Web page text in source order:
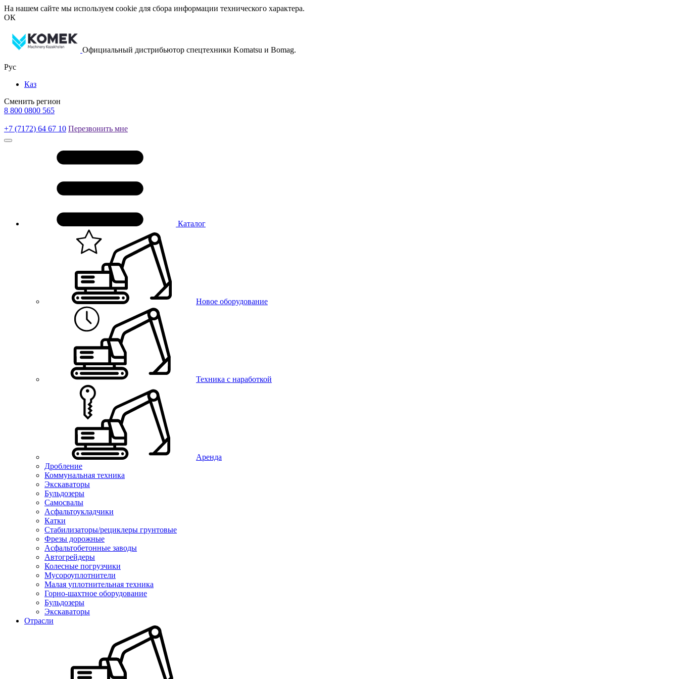
На нашем сайте мы используем cookie для сбора информации технического характера.
ОК
Официальный дистрибьютор спецтехники Komatsu и Bomag.
Рус
Каз
Сменить регион
8 800 0800 565
+7 (7172) 64 67 10 Перезвонить мне
Каталог
Новое оборудование
Техника с наработкой
Аренда
Дробление
Коммунальная техника
Экскаваторы
Бульдозеры
Самосвалы
Асфальтоукладчики
Катки
Стабилизаторы/рециклеры грунтовые
Фрезы дорожные
Асфальтобетонные заводы
Автогрейдеры
Колесные погрузчики
Мусороуплотнители
Малая уплотнительная техника
Горно-шахтное оборудование
Бульдозеры
Экскаваторы
Отрасли